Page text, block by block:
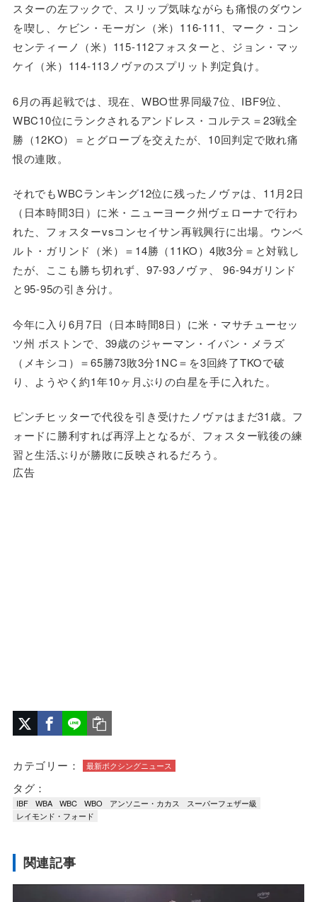
スターの左フックで、スリップ気味ながらも痛恨のダウン
を喫し、ケビン・モーガン（米）116-111、マーク・コン
センティーノ（米）115-112フォスターと、ジョン・マッ
ケイ（米）114‐113ノヴァのスプリット判定負け。
6月の再起戦では、現在、WBO世界同級7位、IBF9位、
WBC10位にランクされるアンドレス・コルテス＝23戦全
勝（12KO）＝とグローブを交えたが、10回判定で敗れ痛
恨の連敗。
それでもWBCランキング12位に残ったノヴァは、11月2日
（日本時間3日）に米・ニューヨーク州ヴェローナで行わ
れた、フォスターvsコンセイサン再戦興行に出場。ウンベ
ルト・ガリンド（米）＝14勝（11KO）4敗3分＝と対戦し
たが、ここも勝ち切れず、97-93ノヴァ、 96-94ガリンド
と95-95の引き分け。
今年に入り6月7日（日本時間8日）に米・マサチューセッ
ツ州 ボストンで、39歳のジャーマン・イバン・メラズ
（メキシコ）＝65勝73敗3分1NC＝を3回終了TKOで破
り、ようやく約1年10ヶ月ぶりの白星を手に入れた。
ピンチヒッターで代役を引き受けたノヴァはまだ31歳。フ
ォードに勝利すれば再浮上となるが、フォスター戦後の練
習と生活ぶりが勝敗に反映されるだろう。
広告
カテゴリー： 最新ボクシングニュース
タグ：
IBF WBA WBC WBO アンソニー・カカス
スーパーフェザー級
レイモンド・フォード
関連記事